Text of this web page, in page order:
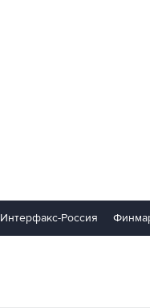
Интерфакс-Россия